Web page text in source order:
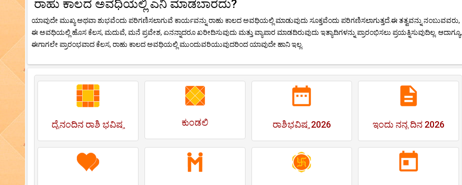
ರಾಹು ಕಾಲದ ಅವಧಿಯಲ್ಲಿ ಎನಿ ಮಾಡಬಾರದು?
ಯಾವುದೇ ಮುಖ್ಯ ಅಥವಾ ಶುಭವೆಂದು ಪರಿಗಣಿಸಲಾಗುವೆ ಕಾರ್ಯವನ್ನು ರಾಹು ಕಾಲದ ಅವಧಿಯಲ್ಲಿ ಮಾಡುವುದು ಸೂಕ್ತವೆಂದು ಪರಿಗಣಿಸಲಾಗುತ್ತದೆ.ಈ ತತ್ವವನ್ನು ನಂಬುವವರು,
ಈ ಅವಧಿಯಲ್ಲಿ ಹೊಸ ಕೆಲಸ, ಮದುವೆ, ಮನೆ ಪ್ರವೇಶ, ಏನನ್ನಾದರೂ ಖರೀದಿಸುವುದು ಮತ್ತು ವ್ಯಾಪಾರ ಮಾಡದಿರುವುದು ಇತ್ಯಾದಿಗಳನ್ನು ಪ್ರಾರಂಭಿಸಲು ಪ್ರಯತ್ನಿಸುವುದಿಲ್ಲ. ಆದಾಗ್ಯೂ,
ಈಗಾಗಲೇ ಪ್ರಾರಂಭವಾದ ಕೆಲಸ, ರಾಹು ಕಾಲದ ಅವಧಿಯಲ್ಲಿ ಮುಂದುವರಿಯುವುದರಿಂದ ಯಾವುದೇ ಹಾನಿ ಇಲ್ಲ.
ದೈನಂದಿನ ರಾಶಿ ಭವಿಷ್ಯ ಕುಂಡಲಿ ರಾಶಿಭವಿಷ್ಯ 2026 ಇಂದು ನನ್ನ ದಿನ 2026